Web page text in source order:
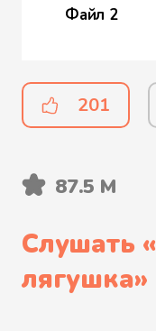
Файл 2
201
87.5 М
Слушать «
лягушка»